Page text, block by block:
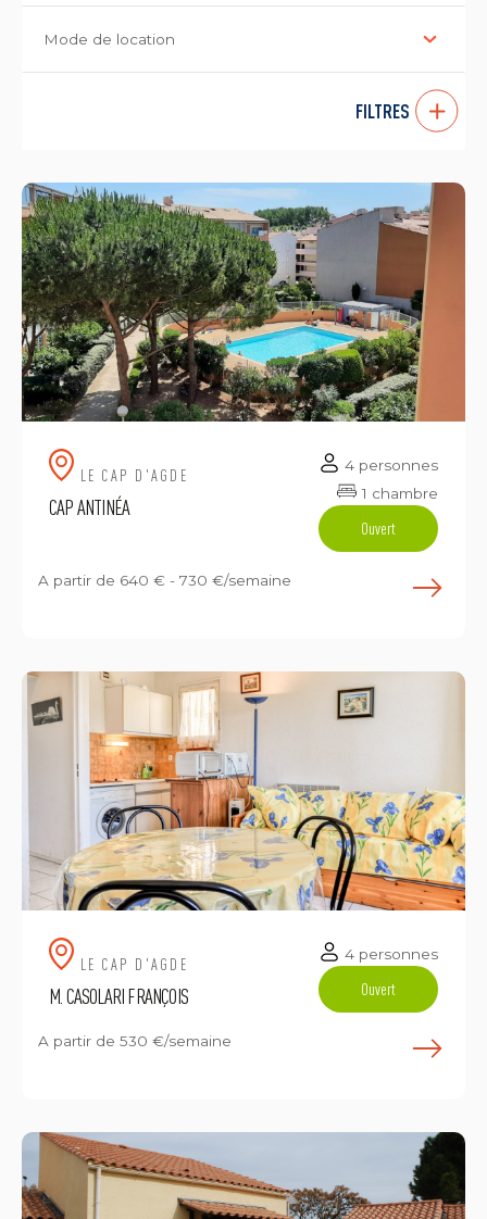
Mode de location
FILTRES
LE CAP D'AGDE
CAP ANTINÉA
4 personnes
1 chambre
Ouvert
A partir de 640 € - 730 €/semaine
LE CAP D'AGDE
M. CASOLARI FRANÇOIS
4 personnes
Ouvert
A partir de 530 €/semaine